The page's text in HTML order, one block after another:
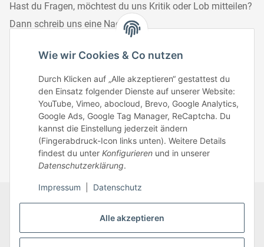
Alle akzeptieren
Wie wir Cookies & Co nutzen
Durch Klicken auf „Alle akzeptieren“ gestattest du
den Einsatz folgender Dienste auf unserer Website:
YouTube, Vimeo, abocloud, Brevo, Google Analytics,
Google Ads, Google Tag Manager, ReCaptcha. Du
kannst die Einstellung jederzeit ändern
(Fingerabdruck-Icon links unten). Weitere Details
findest du unter Konfigurieren und in unserer
Datenschutzerklärung.
Impressum Datenschutz
Hast du Fragen, möchtest du uns Kritik oder Lob mitteilen?
Dann schreib uns eine Nachricht.
Telefonisch erreichst du uns:
Telefonnr.: 0951/70045771
Zum Kontakt
Datenschutz AGB
Zahlungsmöglichkeiten
Versandinformationen